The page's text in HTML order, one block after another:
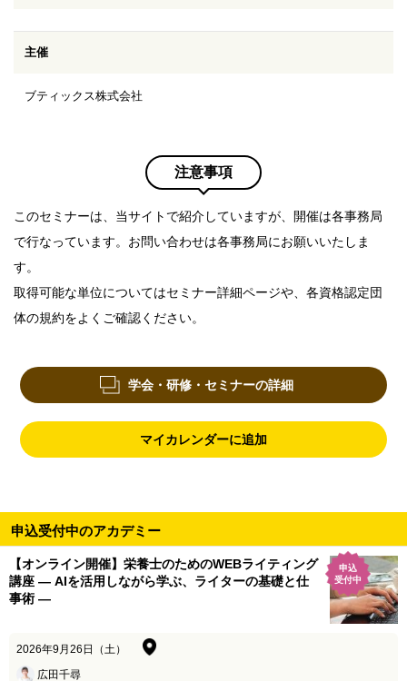
主催
ブティックス株式会社
注意事項
このセミナーは、当サイトで紹介していますが、開催は各事務局
で行なっています。お問い合わせは各事務局にお願いいたしま
す。
取得可能な単位についてはセミナー詳細ページや、各資格認定団
体の規約をよくご確認ください。
学会・研修・セミナーの詳細
マイカレンダーに追加
申込受付中のアカデミー
【オンライン開催】栄養士のためのWEBライティング
講座 ― AIを活用しながら学ぶ、ライターの基礎と仕
事術 ―
申込
受付中
2026年9月26日（土）
広田千尋